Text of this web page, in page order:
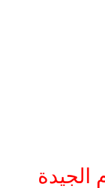
الجيدة